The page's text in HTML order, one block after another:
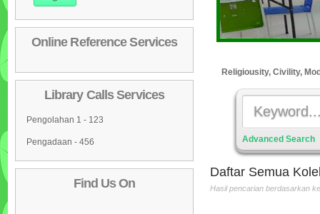
Online Reference Services
Library Calls Services
Pengolahan 1 - 123
Pengadaan - 456
Find Us On
Religiousity, Civility,
Advanced Search
Daftar Semua
Hasil pencarian berdasarkan